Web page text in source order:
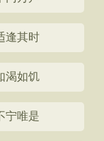
逢其时
渴如饥
宁唯是